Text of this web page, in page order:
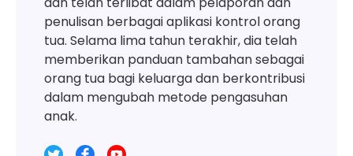
penulisan berbagai aplikasi kontrol orang
tua. Selama lima tahun terakhir, dia telah
memberikan panduan tambahan sebagai
orang tua bagi keluarga dan berkontribusi
dalam mengubah metode pengasuhan
anak.